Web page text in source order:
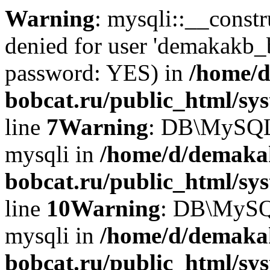
Warning:
denied for user
password: YES) in /home/
bobcat.ru/public_html/
line 7Warning:
mysqli in /home/d/
bobcat.ru/public_html/
line 10Warning:
mysqli in /home/d/
bobcat.ru/public_html/